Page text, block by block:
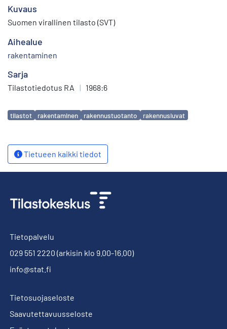
Kuvaus
Suomen virallinen tilasto (SVT)
Aihealue
rakentaminen
Sarja
Tilastotiedotus RA | 1968:6
Avainsanat
tilastot rakentaminen rakennustuotanto rakennusluvat
Tietueen kaikki tiedot
Tietopalvelu
029 551 2220 (arkisin klo 9.00-16.00)
info@stat.fi
Tietosuojaseloste
Saavutettavuusseloste